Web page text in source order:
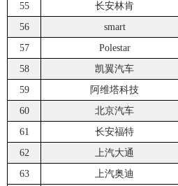
55
长安林肯
56
smart
57
Polestar
58
凯翼汽车
59
阿维塔科技
60
北京汽车
61
长安福特
62
上汽大通
63
上汽奥迪